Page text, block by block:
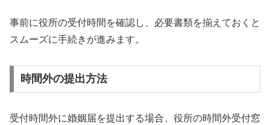
事前に役所の受付時間を確認し、必要書類を揃えておくと
スムーズに手続きが進みます。
時間外の提出方法
受付時間外に婚姻届を提出する場合、役所の時間外受付窓